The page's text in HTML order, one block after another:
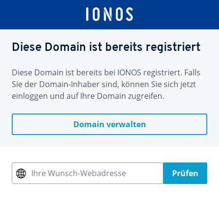
Diese Domain ist bereits registriert
Diese Domain ist bereits bei IONOS registriert. Falls
Sie der Domain-Inhaber sind, können Sie sich jetzt
einloggen und auf Ihre Domain zugreifen.
Domain verwalten
Ihre Wunsch-Webadresse Prüfen